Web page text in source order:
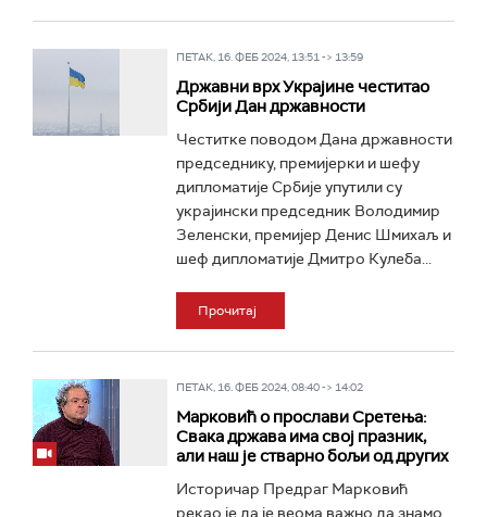
ПЕТАК, 16. ФЕБ 2024, 13:51 -> 13:59
Државни врх Украјине честитао
Србији Дан државности
Честитке поводом Дана државности
председнику, премијерки и шефу
дипломатије Србије упутили су
украјински председник Володимир
Зеленски, премијер Денис Шмихаљ и
шеф дипломатије Дмитро Кулеба...
Прочитај
ПЕТАК, 16. ФЕБ 2024, 08:40 -> 14:02
Марковић о прослави Сретења:
Свака држава има свој празник,
али наш је стварно бољи од других
Историчар Предраг Марковић
рекао је да је веома важно да знамо